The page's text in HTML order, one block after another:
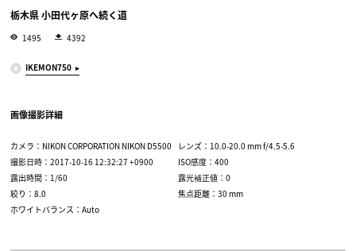
栃木県 小田代ヶ原へ続く道
1495 4392
IKEMON750
画像撮影詳細
カメラ：NIKON CORPORATION NIKON D5500
レンズ：10.0-20.0 mm f/4.5-5.6
撮影日時：2017-10-16 12:32:27 +0900
ISO感度：400
露出時間：1/60
露光補正値：0
絞り：8.0
焦点距離：30 mm
ホワイトバランス：Auto